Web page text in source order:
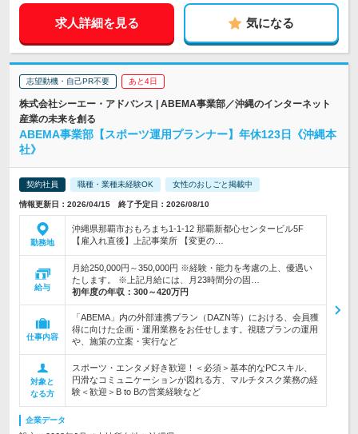
求人詳細を見る 気になる
志望動機・自己PR不要 あと4日
株式会社シーエー・アドバンス | ABEMA事業部／沖縄のインターネット
産業の未来を創る
ABEMA事業部【スポーツ運用プランナー】年休123日《沖縄本
社》
契約社員 職種・業種未経験OK 女性のおしごと掲載中
情報更新日：2026/04/15 終了予定日：2026/08/10
勤務地
沖縄県那覇市おもろまち1-1-12 那覇新都心センタービル5F
【雇入れ直後】上記事業所 【変更の…
給与
月給250,000円～350,000円 ※経験・能力を考慮の上、優遇い
たします。 ※上記月給には、月23時間分の固…
初年度の年収： 300～420万円
仕事内容
「ABEMA」内の外部連携プラン（DAZN等）における、会員獲
得に向けた企画・運用業務をお任せします。視聴プランの運用
や、施策の立案・実行など
対象と
なる方
スポーツ・エンタメ好き歓迎！＜必須＞基本的なPCスキル、
円滑なコミュニケーションが図れる方、マルチタスク業務の経
験＜歓迎＞B to Bの営業経験など
企業データ